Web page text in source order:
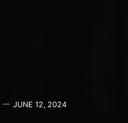
JUNE 12, 2024